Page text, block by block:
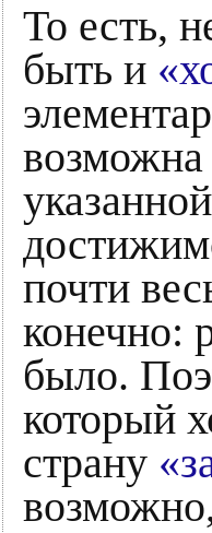
То есть,
быть и
возможна
почти
конечно:
было.
который
страну